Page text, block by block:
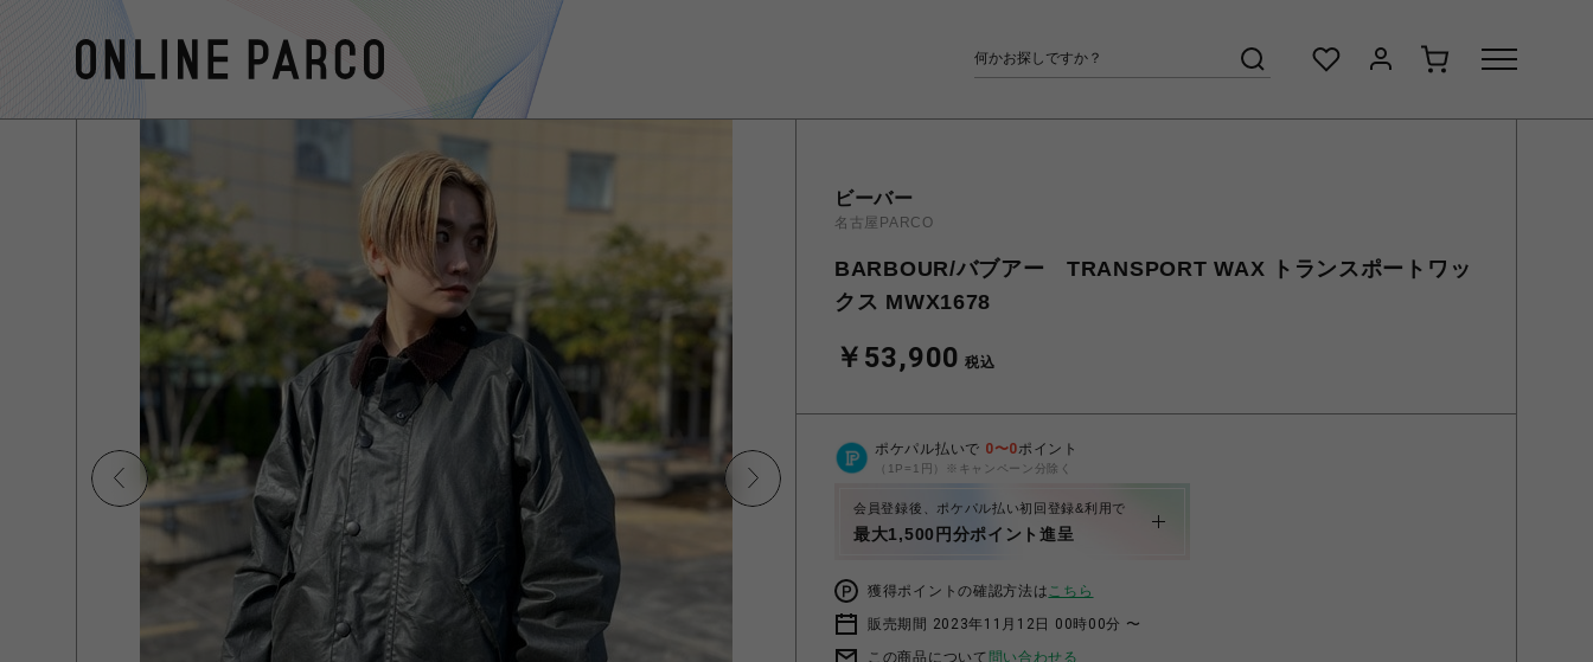
ビーバー
名古屋PARCO
BARBOUR/バブアー TRANSPORT WAX トランスポートワッ
クス MWX1678
￥53,900 税込
ポケパル払いで 0〜0ポイント
（1P=1円）※キャンペーン分除く
会員登録後、ポケパル払い初回登録&利用で
最大1,500円分ポイント進呈
獲得ポイントの確認方法はこちら
販売期間 2023年11月12日 00時00分 〜
この商品について 問い合わせる